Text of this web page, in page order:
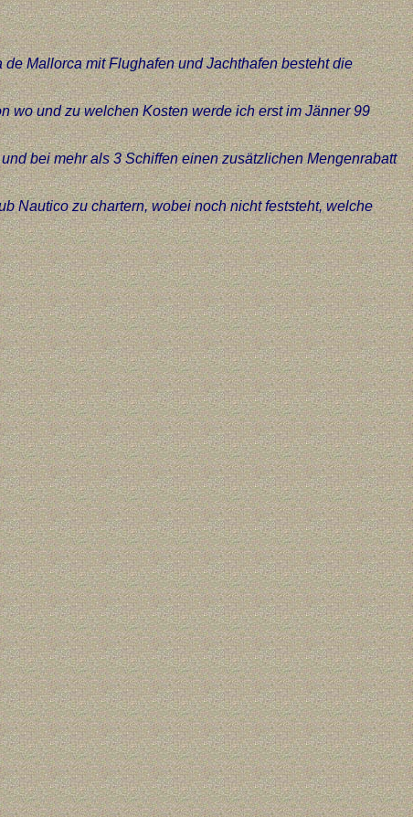
Mallorca mit Flughafen und Jachthafen besteht die
wo und zu welchen Kosten werde ich erst im Jänner 99
bei mehr als 3 Schiffen einen zusätzlichen Mengenrabatt
Nautico zu chartern, wobei noch nicht feststeht, welche